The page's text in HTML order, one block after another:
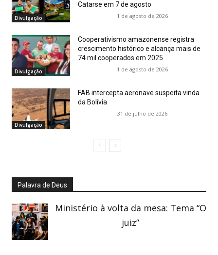
Divulgação
Catarse em 7 de agosto
1 de agosto de 2026
Divulgação
Cooperativismo amazonense registra
crescimento histórico e alcança mais de
74 mil cooperados em 2025
1 de agosto de 2026
Divulgação
FAB intercepta aeronave suspeita vinda
da Bolívia
31 de julho de 2026
Palavra de Deus
Ministério à volta da mesa: Tema “O
juiz”